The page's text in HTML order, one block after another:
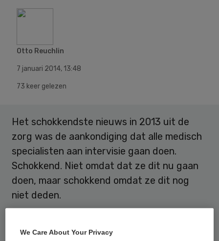
Otto Reuchlin
7 januari 2014, 13:48
73 keer gelezen
Het schokkendste nieuws in 2013 uit de
zorg was de aankondiging dat alle medisch
specialisten aan intervisie gaan doen.
Schokkend. Niet omdat dat ze dit nu gaan
doen, maar schokkend omdat ze dit nog
niet deden.
automobielbranche dankzij de
We Care About Your Privacy